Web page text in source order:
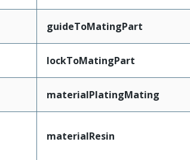
guideToMatingPart
lockToMatingPart
materialPlatingMating
materialResin